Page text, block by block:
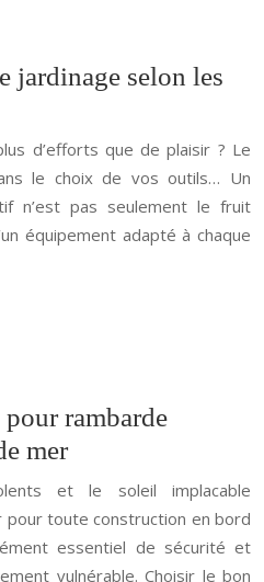
jardinage selon les
d’efforts que de plaisir ? Le
le choix de vos outils… Un
n’est pas seulement le fruit
équipement adapté à chaque
rambarde
mer
et le soleil implacable
toute construction en bord
essentiel de sécurité et
vulnérable. Choisir le bon